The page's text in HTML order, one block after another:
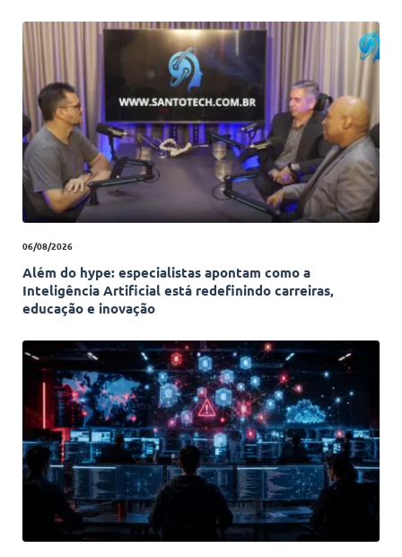
06/08/2026
Além do hype: especialistas apontam como a
Inteligência Artificial está redefinindo carreiras,
educação e inovação